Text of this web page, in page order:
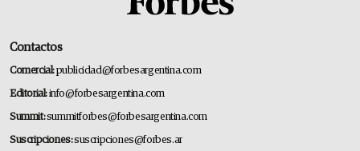
Contactos
Comercial:publicidad@forbesargentina.com
Editorial:info@forbesargentina.com
Summit:summitforbes@forbesargentina.com
Suscripciones:suscripciones@forbes.ar